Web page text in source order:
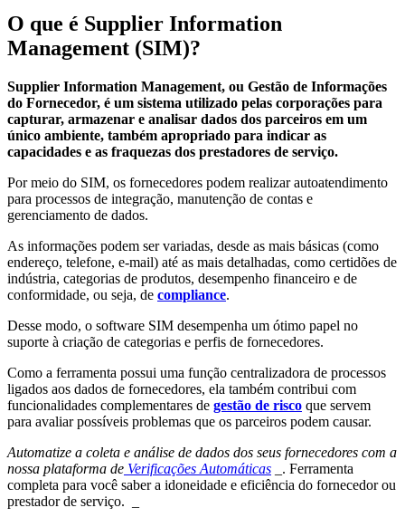
O que é Supplier Information
Management (SIM)?
Supplier Information Management, ou Gestão de Informações
do Fornecedor, é um sistema utilizado pelas corporações para
capturar, armazenar e analisar dados dos parceiros em um
único ambiente, também apropriado para indicar as
capacidades e as fraquezas dos prestadores de serviço.
Por meio do SIM, os fornecedores podem realizar autoatendimento
para processos de integração, manutenção de contas e
gerenciamento de dados.
As informações podem ser variadas, desde as mais básicas (como
endereço, telefone, e-mail) até as mais detalhadas, como certidões de
indústria, categorias de produtos, desempenho financeiro e de
conformidade, ou seja, de compliance.
Desse modo, o software SIM desempenha um ótimo papel no
suporte à criação de categorias e perfis de fornecedores.
Como a ferramenta possui uma função centralizadora de processos
ligados aos dados de fornecedores, ela também contribui com
funcionalidades complementares de gestão de risco que servem
para avaliar possíveis problemas que os parceiros podem causar.
Automatize a coleta e análise de dados dos seus fornecedores com a
nossa plataforma de Verificações Automáticas _. Ferramenta
completa para você saber a idoneidade e eficiência do fornecedor ou
prestador de serviço. _